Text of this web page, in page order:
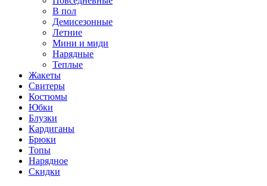
В пол
Демисезонные
Летние
Мини и миди
Нарядные
Теплые
Жакеты
Свитеры
Костюмы
Юбки
Блузки
Кардиганы
Брюки
Топы
Нарядное
Скидки